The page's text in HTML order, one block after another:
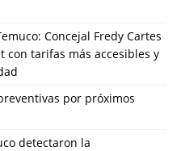
Concejal Fredy Cartes
con tarifas más accesibles y
por próximos
detectaron la